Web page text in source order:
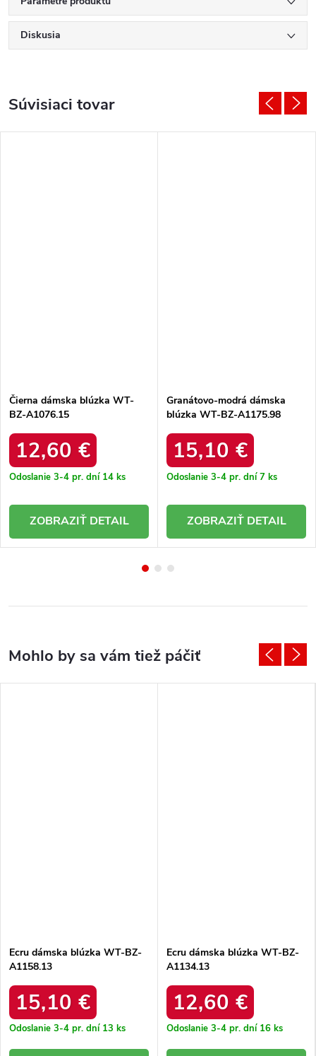
Diskusia
Súvisiaci tovar
Čierna dámska blúzka WT-
BZ-A1076.15
12,60 €
Odoslanie 3-4 pr. dní 14 ks
DETAIL
Granátovo-modrá dámska
blúzka WT-BZ-A1175.98
15,10 €
Odoslanie 3-4 pr. dní7 ks
DETAIL
Ecru dámska blúzka WT-BZ-
A1158.13
15,10 €
Odoslanie 3-4 pr. dní 13 ks
Ecru dámska blúzka WT-BZ-
A1134.13
12,60 €
Odoslanie 3-4 pr. dní 16 ks